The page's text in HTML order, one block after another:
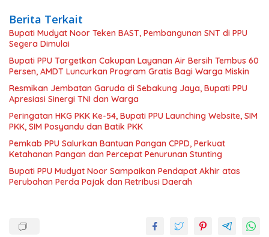
Berita Terkait
Bupati Mudyat Noor Teken BAST, Pembangunan SNT di PPU
Segera Dimulai
Bupati PPU Targetkan Cakupan Layanan Air Bersih Tembus 60
Persen, AMDT Luncurkan Program Gratis Bagi Warga Miskin
Resmikan Jembatan Garuda di Sebakung Jaya, Bupati PPU
Apresiasi Sinergi TNI dan Warga
Peringatan HKG PKK Ke-54, Bupati PPU Launching Website, SIM
PKK, SIM Posyandu dan Batik PKK
Pemkab PPU Salurkan Bantuan Pangan CPPD, Perkuat
Ketahanan Pangan dan Percepat Penurunan Stunting
Bupati PPU Mudyat Noor Sampaikan Pendapat Akhir atas
Perubahan Perda Pajak dan Retribusi Daerah